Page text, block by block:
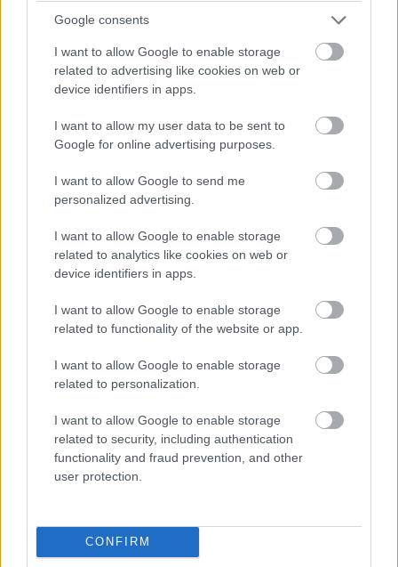
Google consents
I want to allow Google to enable storage
related to advertising like cookies on web or
device identifiers in apps.
I want to allow my user data to be sent to
Google for online advertising purposes.
I want to allow Google to send me
personalized advertising.
I want to allow Google to enable storage
related to analytics like cookies on web or
device identifiers in apps.
I want to allow Google to enable storage
related to functionality of the website or app.
I want to allow Google to enable storage
related to personalization.
I want to allow Google to enable storage
related to security, including authentication
functionality and fraud prevention, and other
user protection.
CONFIRM
: A nemrég az F1-be készülő Honda egyik
versenyzője, Jos Verstappen mélységesen
csalódott amiatt, hogy a projektből végül nem
lett semmi, és a japán gyártó inkább úgy
döntött, hogy a BAR csapatának fog motort
szállítani a 2000-es szezontól kezdődően.
: Mika Hakkinen szerezte meg a pole-
pozíciót a Monacói Nagydíj időmérőjén, nem
meglepő módon mclarenes csapattársa, David
Coulthard előtt. Az igazi meglepetést Giancarlo
Fisichella harmadik helye okozta, a bajnoki
címért harcoló Michael Schumacher a negyedik
helyen végzett.
1996: Willi Weber, a Schumacher-fivérek
menedzsere azon dolgozik, hogy a japán
Formula Nipponban versenyző Ralfnak
versenyülést szerezzen a Sauber csapatnál a
következő szezonra
Megosztás e-mailben